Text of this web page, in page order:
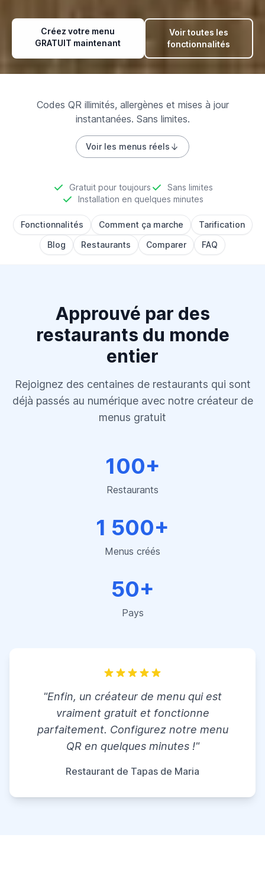
Créez votre menu
GRATUIT maintenant
Voir toutes les
fonctionnalités
Codes QR illimités, allergènes et mises à jour
instantanées. Sans limites.
Voir les menus réels
Gratuit pour toujours
Sans limites
Installation en quelques minutes
Fonctionnalités Comment ça marche
Tarification
Blog
Restaurants Comparer FAQ
Approuvé par des
restaurants du monde
entier
Rejoignez des centaines de restaurants qui sont
déjà passés au numérique avec notre créateur de
menus gratuit
100+
Restaurants
1 500+
Menus créés
50+
Pays
"Enfin, un créateur de menu qui est
vraiment gratuit et fonctionne
parfaitement. Configurez notre menu
QR en quelques minutes !"
Restaurant de Tapas de Maria